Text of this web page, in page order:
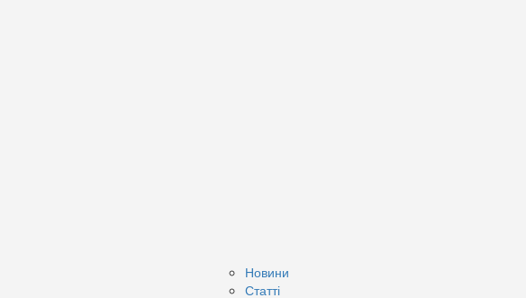
Новини
Статті